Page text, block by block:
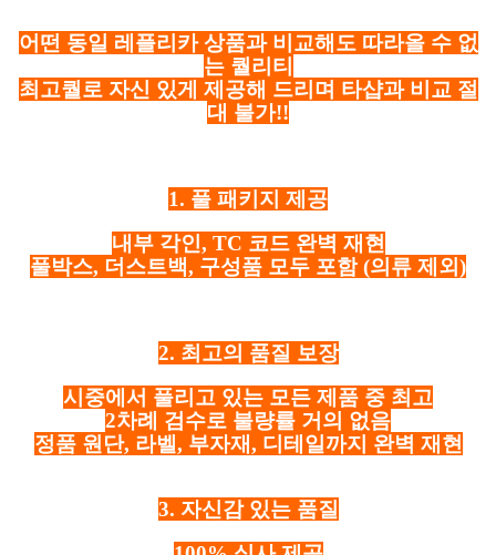
어떤 동일 레플리카 상품과 비교해도 따라올 수 없
는 퀄리티
최고퀄로 자신 있게 제공해 드리며 타샵과 비교 절
대 불가!!
1. 풀 패키지 제공
내부 각인, TC 코드 완벽 재현
풀박스, 더스트백, 구성품 모두 포함 (의류 제외)
2. 최고의 품질 보장
시중에서 풀리고 있는 모든 제품 중 최고
2차례 검수로 불량률 거의 없음
정품 원단, 라벨, 부자재, 디테일까지 완벽 재현
3. 자신감 있는 품질